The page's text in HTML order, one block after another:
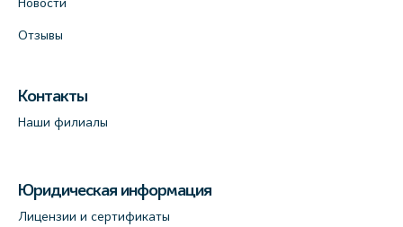
Отзывы
Контакты
Наши филиалы
Юридическая информация
Лицензии и сертификаты